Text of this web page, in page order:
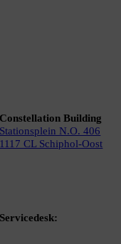
Constellation Building
Stationsplein N.O. 406
1117 CL Schiphol-Oost
Servicedesk: